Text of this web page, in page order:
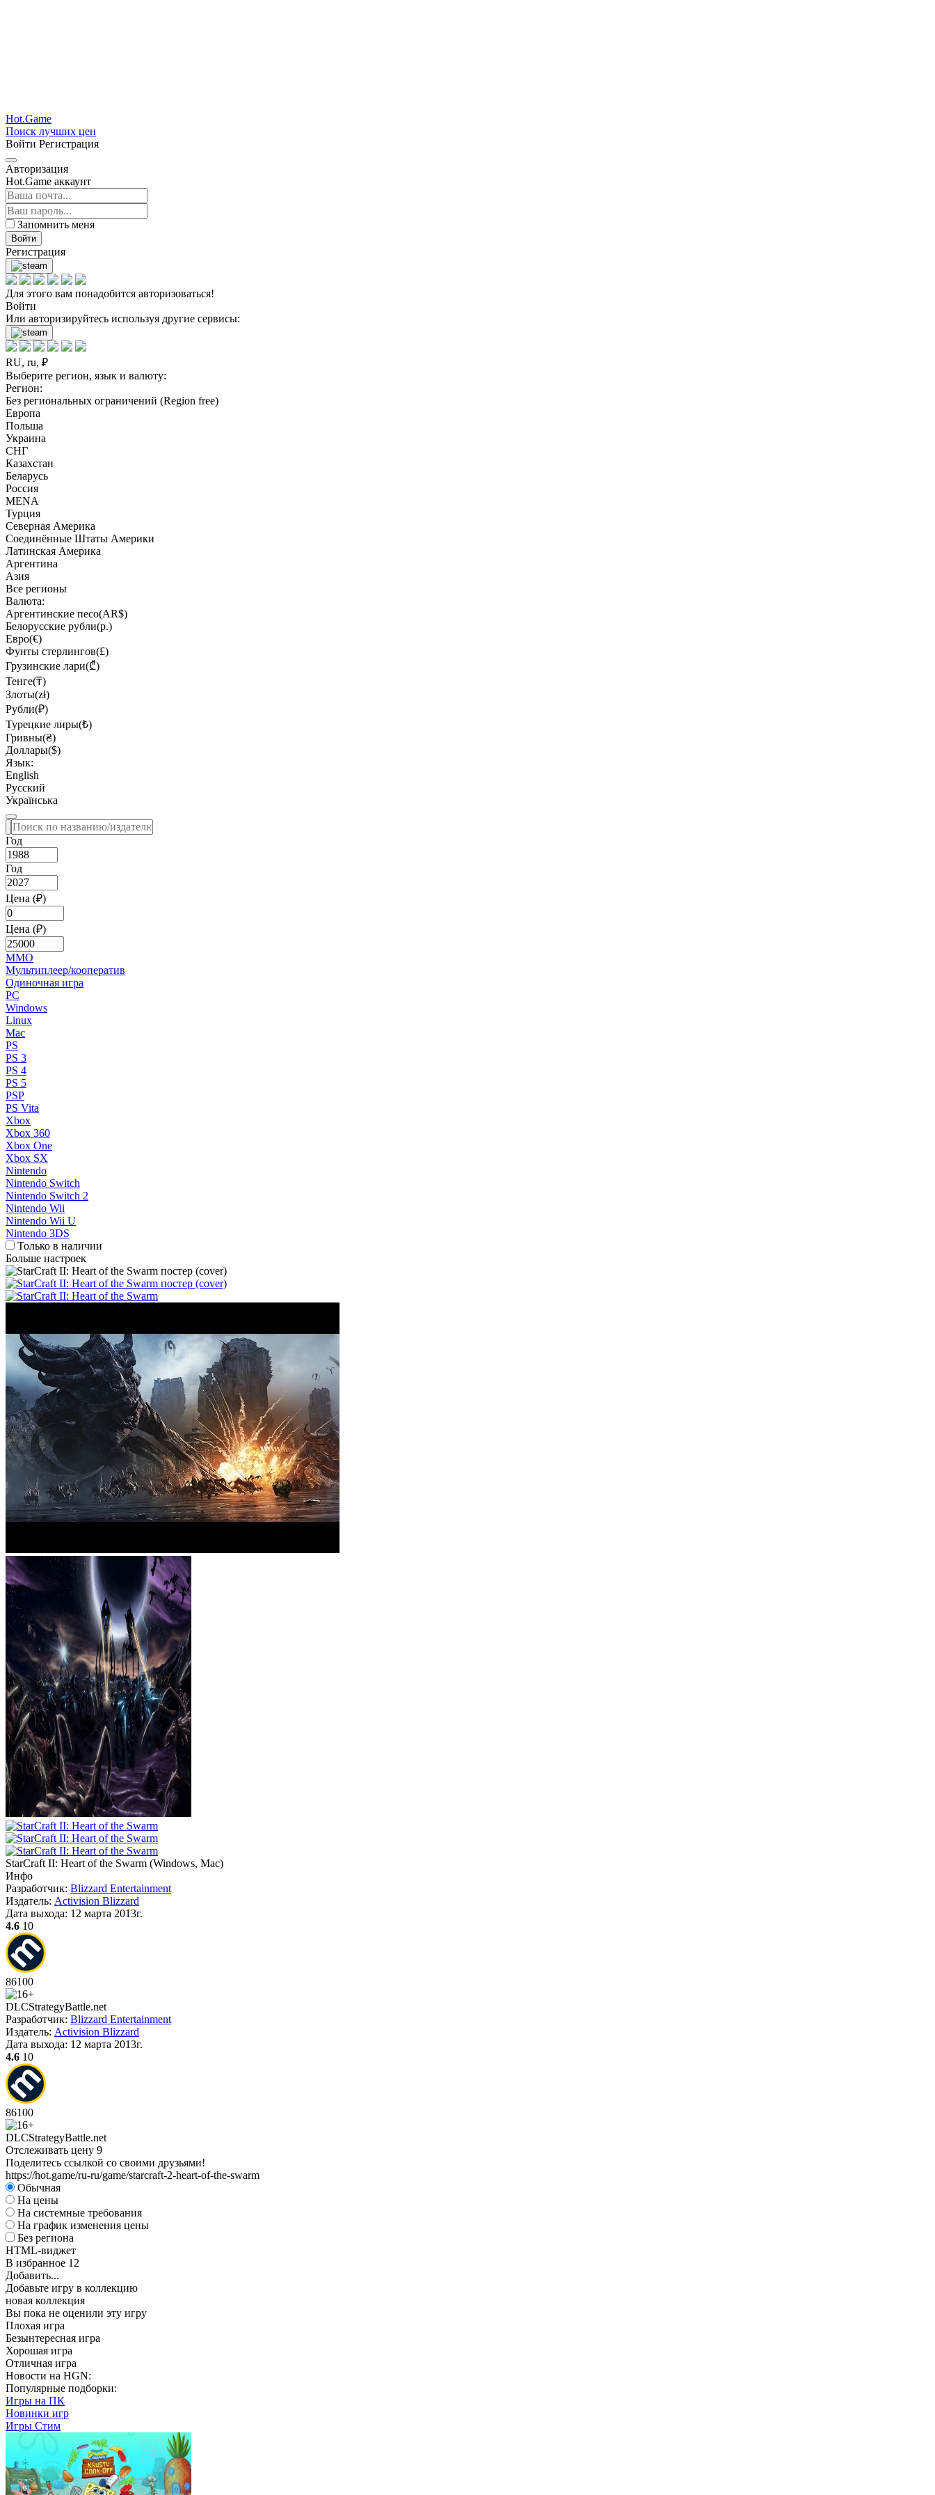
Hot.Game
Поиск лучших цен
Войти Регистрация
Авторизация
Hot.Game аккаунт
Запомнить меня
Войти
Регистрация
Для этого вам понадобится авторизоваться!
Войти
Или авторизируйтесь используя другие сервисы:
RU, ru, ₽
Выберите регион, язык и валюту:
Регион:
Без региональных ограничений (Region free)
Европа
Польша
Украина
СНГ
Казахстан
Беларусь
Россия
MENA
Турция
Северная Америка
Соединённые Штаты Америки
Латинская Америка
Аргентина
Азия
Все регионы
Валюта:
Аргентинские песо(AR$)
Белорусские рубли(р.)
Евро(€)
Фунты стерлингов(£)
Грузинские лари(₾)
Тенге(₸)
Злоты(zł)
Рубли(₽)
Турецкие лиры(₺)
Гривны(₴)
Доллары($)
Язык:
English
Русский
Українська
Год
Год
Цена (₽)
Цена (₽)
MMO
Мультиплеер/кооператив
Одиночная игра
PC
Windows
Linux
Mac
PS
PS 3
PS 4
PS 5
PSP
PS Vita
Xbox
Xbox 360
Xbox One
Xbox SX
Nintendo
Nintendo Switch
Nintendo Switch 2
Nintendo Wii
Nintendo Wii U
Nintendo 3DS
Только в наличии
Больше настроек
StarCraft II: Heart of the Swarm (Windows, Mac)
Инфо
Разработчик: Blizzard Entertainment
Издатель: Activision Blizzard
Дата выхода: 12 марта 2013г.
4.6 10
86100
DLCStrategyBattle.net
Разработчик: Blizzard Entertainment
Издатель: Activision Blizzard
Дата выхода: 12 марта 2013г.
4.6 10
86100
DLCStrategyBattle.net
Отслеживать цену 9
Поделитесь ссылкой со своими друзьями!
https://hot.game/ru-ru/game/starcraft-2-heart-of-the-swarm
Обычная
На цены
На системные требования
На график изменения цены
Без региона
HTML-виджет
В избранное 12
Добавить...
Добавьте игру в коллекцию
новая коллекция
Вы пока не оценили эту игру
Плохая игра
Безынтересная игра
Хорошая игра
Отличная игра
Новости на HGN:
Популярные подборки:
Игры на ПК
Новинки игр
Игры Стим